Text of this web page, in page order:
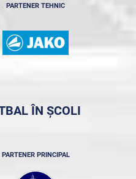
PARTENER TEHNIC
ÎN ȘCOLI
PARTENER PRINCIPAL